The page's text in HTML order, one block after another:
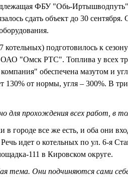
ФБУ "Обь-
сдать объект до 30 сентября.
подготовилось к
"Омск РТС". Топлива у всех
обеспечена мазутом и
130% от нормы, угля – 300%. В
для прохождения всех работ, в
городе все же есть, и оба они
идет о котельных по ул. 6-я
111 в Кировском округе.
тема. Они подчиняются сами